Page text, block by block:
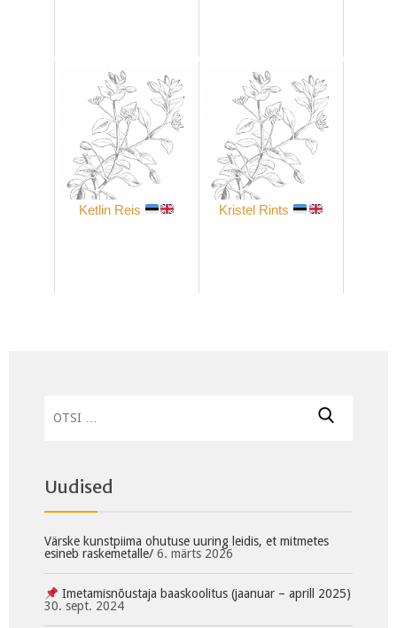
Ketlin Reis Kristel Rints
Uudised
Värske kunstpiima ohutuse uuring leidis, et mitmetes
esineb raskemetalle/ 6. märts 2026
Imetamisnõustaja baaskoolitus (jaanuar – aprill 2025)
30. sept. 2024